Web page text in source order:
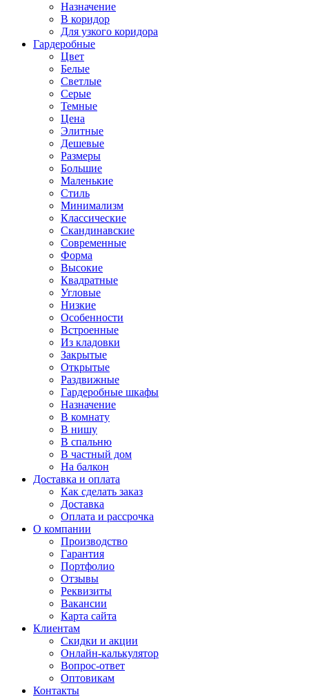
Назначение
В коридор
Для узкого коридора
Гардеробные
Цвет
Белые
Светлые
Серые
Темные
Цена
Элитные
Дешевые
Размеры
Большие
Маленькие
Стиль
Минимализм
Классические
Скандинавские
Современные
Форма
Высокие
Квадратные
Угловые
Низкие
Особенности
Встроенные
Из кладовки
Закрытые
Открытые
Раздвижные
Гардеробные шкафы
Назначение
В комнату
В нишу
В спальню
В частный дом
На балкон
Доставка и оплата
Как сделать заказ
Доставка
Оплата и рассрочка
О компании
Производство
Гарантия
Портфолио
Отзывы
Реквизиты
Вакансии
Карта сайта
Клиентам
Скидки и акции
Онлайн-калькулятор
Вопрос-ответ
Оптовикам
Контакты